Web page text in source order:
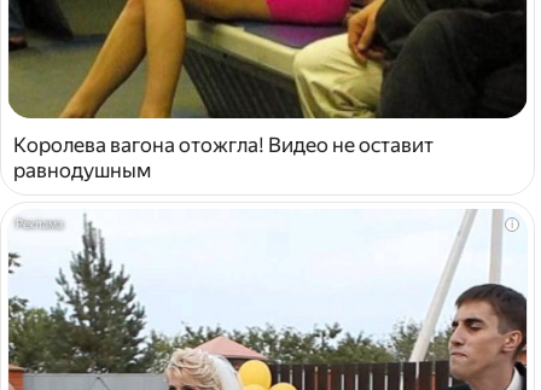
Королева вагона отожгла! Видео не оставит
равнодушным
i